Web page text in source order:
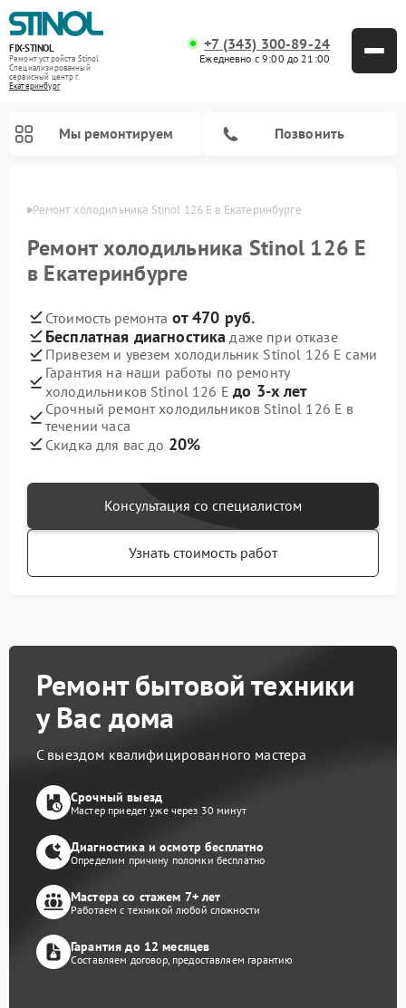
FIX-STINOL
Ремонт устройств Stinol
Специализированный
cервисный центр г.
Екатеринбург
+7 (343) 300-89-24
Ежедневно с 9:00 до 21:00
Мы ремонтируем Позвонить
Ремонт холодильника Stinol 126 E в Екатеринбурге
Ремонт холодильника Stinol 126 E
в Екатеринбурге
Стоимость ремонта от 470 руб.
Бесплатная диагностика даже при отказе
Привезем и увезем холодильник Stinol 126 E сами
Гарантия на наши работы по ремонту
холодильников Stinol 126 Eдо 3-х лет
Срочный ремонт холодильников Stinol 126 E в
течении часа
Скидка для вас до 20%
Консультация со специалистом
Узнать стоимость работ
Ремонт бытовой техники
у Вас дома
С выездом квалифицированного мастера
Срочный выезд
Мастер приедет уже через 30 минут
Диагностика и осмотр бесплатно
Определим причину поломки бесплатно
Мастера со стажем 7+ лет
Работаем с техникой любой сложности
Гарантия до 12 месяцев
Составляем договор, предоставляем гарантию